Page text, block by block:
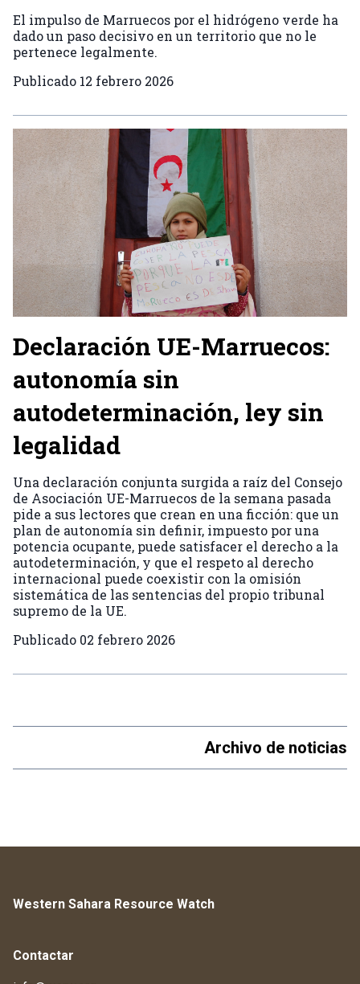
El impulso de Marruecos por el hidrógeno verde ha
dado un paso decisivo en un territorio que no le
pertenece legalmente.
Publicado 12 febrero 2026
Declaración UE-Marruecos:
autonomía sin
autodeterminación, ley sin
legalidad
Una declaración conjunta surgida a raíz del Consejo
de Asociación UE-Marruecos de la semana pasada
pide a sus lectores que crean en una ficción: que un
plan de autonomía sin definir, impuesto por una
potencia ocupante, puede satisfacer el derecho a la
autodeterminación, y que el respeto al derecho
internacional puede coexistir con la omisión
sistemática de las sentencias del propio tribunal
supremo de la UE.
Publicado 02 febrero 2026
Archivo de noticias
Western Sahara Resource Watch
Contactar